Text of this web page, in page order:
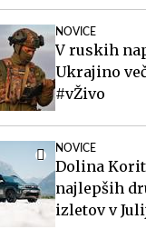
NOVICE
V ruskih
Ukrajino
#vŽivo
NOVICE
Dolina
najlepših
izletov v